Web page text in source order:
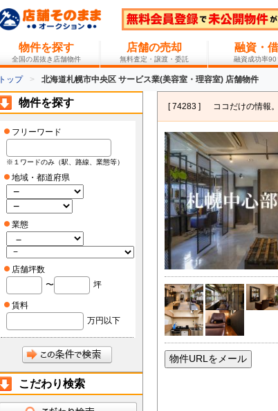
物件を探す
全国の居抜き店舗物件
店舗の売却
無料査定・譲渡・委託
融資・
融資成功率90
トップ 北海道札幌市中央区 サービス業(美容室・理容室) 店舗物件
[ 74283 ] ココだけの情報
物件を探す
フリーワード
※１ワードのみ（駅、路線、業態等）
地域・都道府県
業態
店舗坪数
〜
坪
賃料
万円以下
こだわり検索